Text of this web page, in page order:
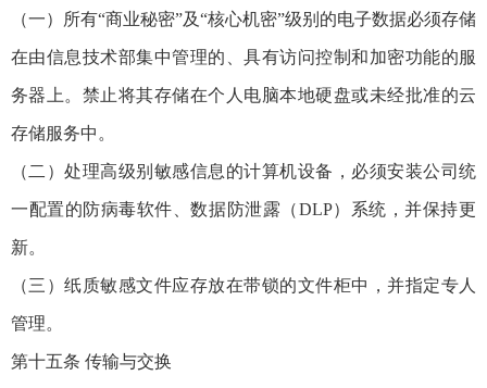
（一）所有“商业秘密”及“核心机密”级别的电子数据必须存储
在由信息技术部集中管理的、具有访问控制和加密功能的服
务器上。禁止将其存储在个人电脑本地硬盘或未经批准的云
存储服务中。
（二）处理高级别敏感信息的计算机设备，必须安装公司统
一配置的防病毒软件、数据防泄露（DLP）系统，并保持更
新。
（三）纸质敏感文件应存放在带锁的文件柜中，并指定专人
管理。
第十五条 传输与交换